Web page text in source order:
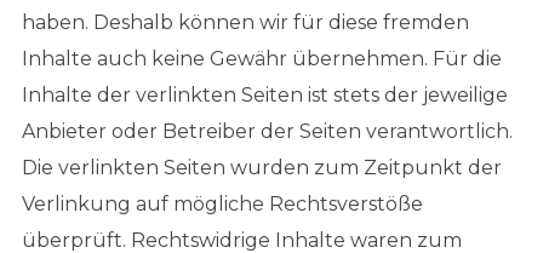
haben. Deshalb können wir für diese fremden
Inhalte auch keine Gewähr übernehmen. Für die
Inhalte der verlinkten Seiten ist stets der jeweilige
Anbieter oder Betreiber der Seiten verantwortlich.
Die verlinkten Seiten wurden zum Zeitpunkt der
Verlinkung auf mögliche Rechtsverstöße
überprüft. Rechtswidrige Inhalte waren zum